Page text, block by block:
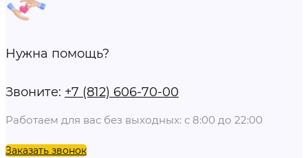
Нужна помощь?
Звоните: +7 (812) 606-70-00
Работаем для вас без выходных: с 8:00 до 22:00
Заказать звонок